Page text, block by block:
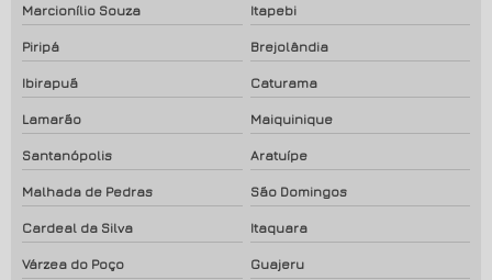
Marcionílio Souza Itapebi
Piripá Brejolândia
Ibirapuã Caturama
Lamarão Maiquinique
Santanópolis Aratuípe
Malhada de Pedras São Domingos
Cardeal da Silva Itaquara
Várzea do Poço Guajeru